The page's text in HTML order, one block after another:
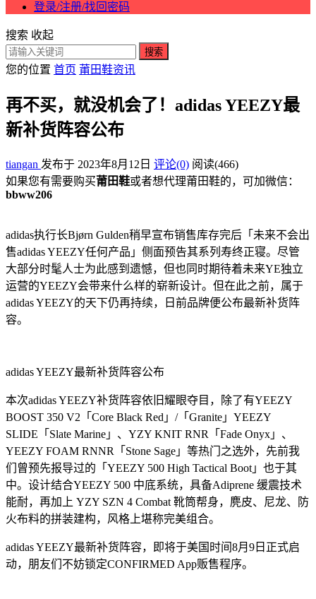
登录/注册/找回密码
搜索 收起
搜索
您的位置 首页 莆田鞋资讯
再不买，就没机会了！adidas YEEZY最
新补货阵容公布
tiangan 发布于 2023年8月12日 评论(0) 阅读(466)
如果您有需要购买莆田鞋或者想代理莆田鞋的，可加微信：
bbww206
adidas执行长Bjørn Gulden稍早宣布销售库存完后「未来不会出
售adidas YEEZY任何产品」侧面预告其系列寿终正寝。尽管
大部分时髦人士为此感到遗憾，但也同时期待着未来YE独立
运营的YEEZY会带来什么样的崭新设计。但在此之前，属于
adidas YEEZY的天下仍再持续，日前品牌便公布最新补货阵
容。
adidas YEEZY最新补货阵容公布
本次adidas YEEZY补货阵容依旧耀眼夺目，除了有YEEZY
BOOST 350 V2「Core Black Red」/「Granite」YEEZY
SLIDE「Slate Marine」、YZY KNIT RNR「Fade Onyx」、
YEEZY FOAM RNNR「Stone Sage」等热门之选外，先前我
们曾预先报导过的「YEEZY 500 High Tactical Boot」也于其
中。设计结合YEEZY 500 中底系统，具备Adiprene 缓震技术
能耐，再加上 YZY SZN 4 Combat 靴筒帮身，麂皮、尼龙、防
火布料的拼装建构，风格上堪称完美组合。
adidas YEEZY最新补货阵容，即将于美国时间8月9日正式启
动，朋友们不妨锁定CONFIRMED App贩售程序。